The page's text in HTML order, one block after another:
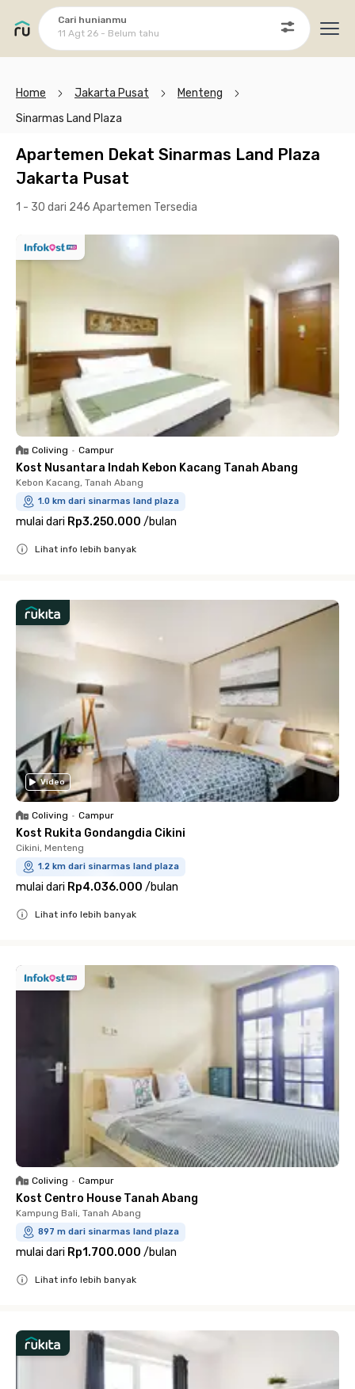
Cari hunianmu
11 Agt 26 - Belum tahu
Home Jakarta Pusat
Menteng
Sinarmas Land Plaza
Apartemen Dekat Sinarmas Land Plaza
Jakarta Pusat
1 - 30 dari 246 Apartemen Tersedia
Coliving • Campur
Kost Nusantara Indah Kebon Kacang Tanah Abang
Kebon Kacang, Tanah Abang
1.0 km dari sinarmas land plaza
mulai dari Rp3.250.000 /bulan
Lihat info lebih banyak
Video
Coliving • Campur
Kost Rukita Gondangdia Cikini
Cikini, Menteng
1.2 km dari sinarmas land plaza
mulai dari Rp4.036.000 /bulan
Lihat info lebih banyak
Coliving • Campur
Kost Centro House Tanah Abang
Kampung Bali, Tanah Abang
897 m dari sinarmas land plaza
mulai dari Rp1.700.000 /bulan
Lihat info lebih banyak